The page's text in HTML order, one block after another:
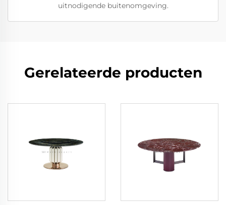
uitnodigende buitenomgeving.
Gerelateerde producten